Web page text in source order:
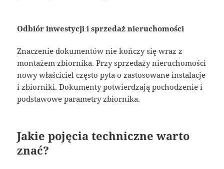
Odbiór inwestycji i sprzedaż nieruchomości
Znaczenie dokumentów nie kończy się wraz z
montażem zbiornika. Przy sprzedaży nieruchomości
nowy właściciel często pyta o zastosowane instalacje
i zbiorniki. Dokumenty potwierdzają pochodzenie i
podstawowe parametry zbiornika.
Jakie pojęcia techniczne warto
znać?